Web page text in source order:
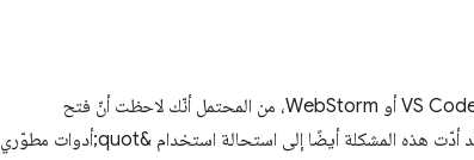
إذا سبق لك تجربة تصحيح أخطاء تطبيق من بيئة تطوير متكاملة (IDE) مثل VS Code أو WebStorm، من المحتمل أنّك لاحظت أنّ فتح
&quot;أدوات المطوّرين&quot; يؤدي إلى إفساد جلسة تصحيح الأخطاء. وقد أدّت هذه المشكلة أيضًا إلى استحالة استخدام &quot;أدوات مطوّري